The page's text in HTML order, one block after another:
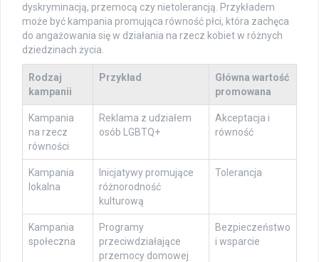
dyskryminacją, przemocą czy nietolerancją. Przykładem
może być kampania promująca równość płci, która zachęca
do angażowania się w działania na rzecz kobiet w różnych
dziedzinach życia.
Rodzaj
kampanii
Przykład
Główna wartość
promowana
Kampania
na rzecz
równości
Reklama z udziałem
osób LGBTQ+
Akceptacja i
równość
Kampania
lokalna
Inicjatywy promujące
różnorodność
kulturową
Tolerancja
Kampania
społeczna
Programy
przeciwdziałające
przemocy domowej
Bezpieczeństwo
i wsparcie